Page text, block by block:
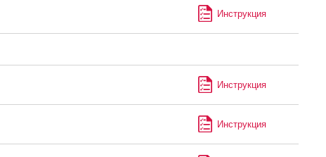
Инструкция
Инструкция
Инструкция